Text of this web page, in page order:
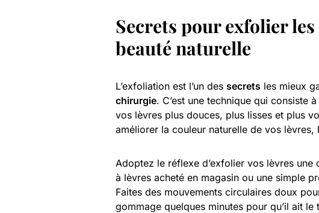
Secrets pour exfolier
beauté naturelle
L’exfoliation est l’un des secrets les mieux
chirurgie. C’est une technique qui consiste
vos lèvres plus douces, plus lisses et plus
améliorer la couleur naturelle de vos
Adoptez le réflexe d’exfolier vos lèvres
à lèvres acheté en magasin ou une simple
Faites des mouvements circulaires doux
gommage quelques minutes pour qu’il ait